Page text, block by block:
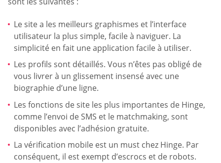
Le site a les meilleurs graphismes et l’interface
utilisateur la plus simple, facile à naviguer. La
simplicité en fait une application facile à utiliser.
Les profils sont détaillés. Vous n’êtes pas obligé de
vous livrer à un glissement insensé avec une
biographie d’une ligne.
Les fonctions de site les plus importantes de Hinge,
comme l’envoi de SMS et le matchmaking, sont
disponibles avec l’adhésion gratuite.
La vérification mobile est un must chez Hinge. Par
conséquent, il est exempt d’escrocs et de robots.